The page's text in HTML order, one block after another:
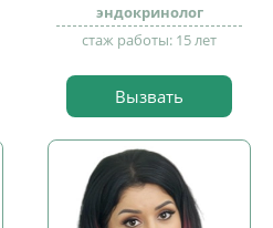
эндокринолог
стаж работы: 15 лет
Вызвать